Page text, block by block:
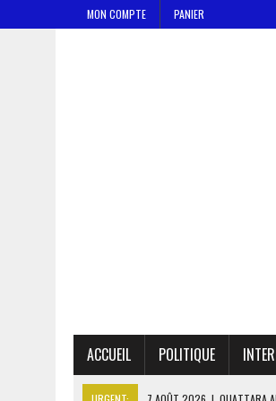
MON COMPTE PANIER
ACCUEIL POLITIQUE